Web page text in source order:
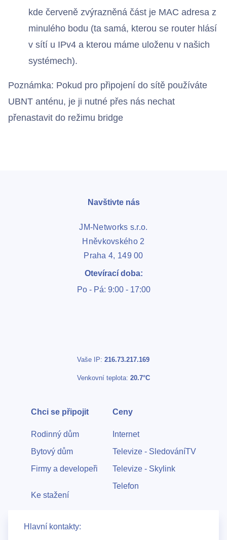
kde červeně zvýrazněná část je MAC adresa z
minulého bodu (ta samá, kterou se router hlásí
v sítí u IPv4 a kterou máme uloženu v našich
systémech).
Poznámka: Pokud pro připojení do sítě používáte
UBNT anténu, je ji nutné přes nás nechat
přenastavit do režimu bridge
Vaše IP: 216.73.217.169
Venkovní teplota: 20.7°C
Navštivte nás
JM-Networks s.r.o.
Hněvkovského 2
Praha 4, 149 00
Otevírací doba:
Po - Pá: 9:00 - 17:00
Chci se připojit
Rodinný dům
Bytový dům
Firmy a developeři
Ke stažení
Ceny
Internet
Televize - SledováníTV
Televize - Skylink
Telefon
Hlavní kontakty: